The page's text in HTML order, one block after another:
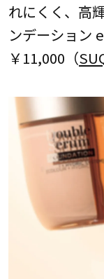
れにくく、高
ンデーション
￥11,000（